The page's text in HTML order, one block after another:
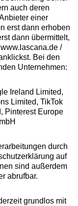
auch deren
einer
erst dann erhoben
dann übermittelt,
/
Bei den
Unternehmen:
Ireland Limited,
Limited, TikTok
Pinterest Europe
durch
auf
sind außerdem
abrufbar.
grundlos mit